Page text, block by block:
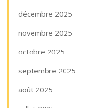
décembre 2025
novembre 2025
octobre 2025
septembre 2025
août 2025